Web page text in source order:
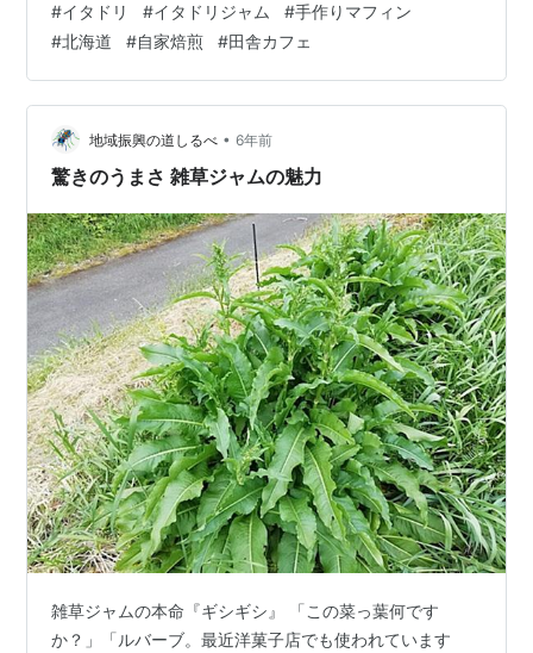
ーヒー豆などは 販売しております。
futabacoffee.hatenablog.com よろしくお願いいたしま
す。 さて、 5月14日・15日の コーヒー豆&スイーツは、
こちらです。 coffee ふたばブレンド ふれんちブレンド
ブラジル（ダテ…
#イタドリ #イタドリジャム #手作りマフィン
#北海道 #自家焙煎 #田舎カフェ
地域振興の道しるべ • 6年前
驚きのうまさ 雑草ジャムの魅力
雑草ジャムの本命『ギシギシ』 「この菜っ葉何です
か？」「ルバーブ。最近洋菓子店でも使われています